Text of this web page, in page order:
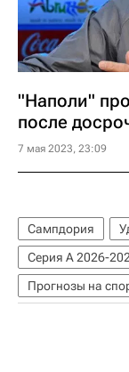
"Наполи"
после
7 мая 2023, 23:09
Сампдория
Серия А 2026-
Прогнозы на